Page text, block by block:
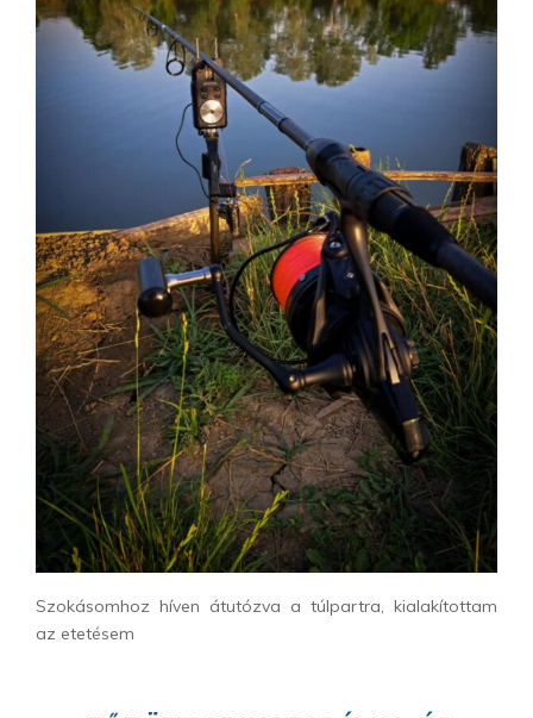
Szokásomhoz híven átutózva a túlpartra, kialakítottam
az etetésem